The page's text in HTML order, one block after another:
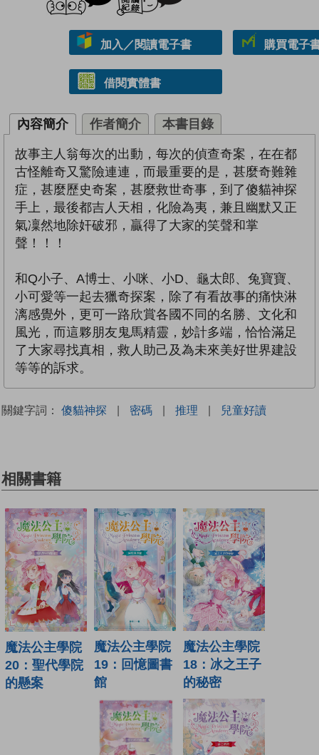
加入／閱讀電子書 購買電子
借閱實體書
內容簡介 作者簡介 本書目錄
故事主人翁每次的出動，每次的偵查奇案，在在都
古怪離奇又驚險連連，而最重要的是，甚麼奇難雜
症，甚麼歷史奇案，甚麼救世奇事，到了傻貓神探
手上，最後都吉人天相，化險為夷，兼且幽默又正
氣凜然地除奸破邪，贏得了大家的笑聲和掌
聲！！！
和Q小子、A博士、小咪、小D、龜太郎、兔寶寶、
小可愛等一起去獵奇探案，除了有看故事的痛快淋
漓感覺外，更可一路欣賞各國不同的名勝、文化和
風光，而這夥朋友鬼馬精靈，妙計多端，恰恰滿足
了大家尋找真相，救人助己及為未來美好世界建設
等等的訴求。
關鍵字詞： 傻貓神探 | 密碼 | 推理 | 兒童好讀
相關書籍
魔法公主學院
20：聖代學院
的懸案
魔法公主學院
19：回憶圖書
館
魔法公主學院
18：冰之王子
的秘密